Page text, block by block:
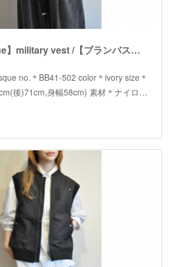
【blanc basque】military vest /【ブランバスク】ミリタリーベスト
no.＊BB41-502 color＊ivory size＊
後)71cm,身幅58cm) 素材＊ナイロ…